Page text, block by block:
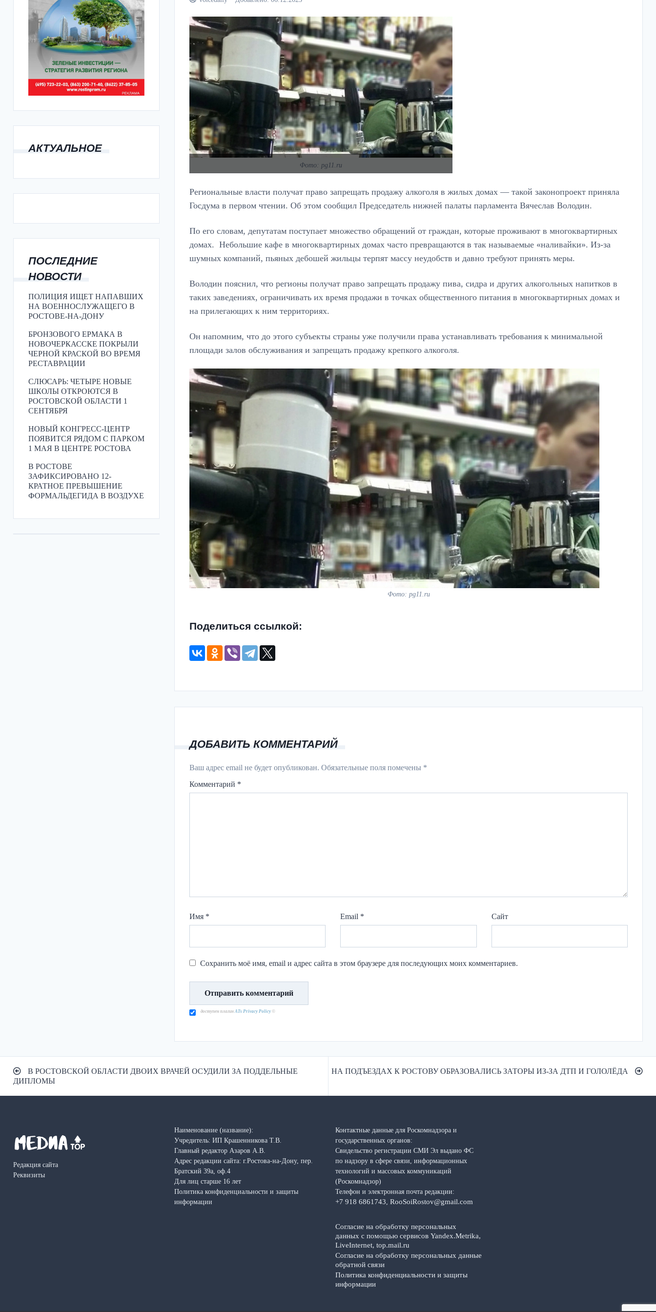
АКТУАЛЬНОЕ
ПОСЛЕДНИЕ
НОВОСТИ
ПОЛИЦИЯ ИЩЕТ НАПАВШИХ
НА ВОЕННОСЛУЖАЩЕГО В
РОСТОВЕ-НА-ДОНУ
БРОНЗОВОГО ЕРМАКА В
НОВОЧЕРКАССКЕ ПОКРЫЛИ
ЧЕРНОЙ КРАСКОЙ ВО ВРЕМЯ
РЕСТАВРАЦИИ
СЛЮСАРЬ: ЧЕТЫРЕ НОВЫЕ
ШКОЛЫ ОТКРОЮТСЯ В
РОСТОВСКОЙ ОБЛАСТИ 1
СЕНТЯБРЯ
НОВЫЙ КОНГРЕСС-ЦЕНТР
ПОЯВИТСЯ РЯДОМ С ПАРКОМ
1 МАЯ В ЦЕНТРЕ РОСТОВА
В РОСТОВЕ
ЗАФИКСИРОВАНО 12-
КРАТНОЕ ПРЕВЫШЕНИЕ
ФОРМАЛЬДЕГИДА В ВОЗДУХЕ
Фото: pg11.ru
Региональные власти получат право запрещать продажу алкоголя в жилых домах — такой законопроект приняла
Госдума в первом чтении. Об этом сообщил Председатель нижней палаты парламента Вячеслав Володин.
По его словам, депутатам поступает множество обращений от граждан, которые проживают в многоквартирных
домах. Небольшие кафе в многоквартирных домах часто превращаются в так называемые «наливайки». Из-за
шумных компаний, пьяных дебошей жильцы терпят массу неудобств и давно требуют принять меры.
Володин пояснил, что регионы получат право запрещать продажу пива, сидра и других алкогольных напитков в
таких заведениях, ограничивать их время продажи в точках общественного питания в многоквартирных домах и
на прилегающих к ним территориях.
Он напомним, что до этого субъекты страны уже получили права устанавливать требования к минимальной
площади залов обслуживания и запрещать продажу крепкого алкоголя.
Фото: pg11.ru
Поделиться ссылкой:
ДОБАВИТЬ КОММЕНТАРИЙ
Ваш адрес email не будет опубликован. Обязательные поля помечены *
Комментарий *
Имя * Email * Сайт
Сохранить моё имя, email и адрес сайта в этом браузере для последующих моих комментариев.
доступен плагин ATs Privacy Policy ©
Навигация
по
записям
В РОСТОВСКОЙ ОБЛАСТИ ДВОИХ ВРАЧЕЙ ОСУДИЛИ ЗА ПОДДЕЛЬНЫЕ
ДИПЛОМЫ
НА ПОДЪЕЗДАХ К РОСТОВУ ОБРАЗОВАЛИСЬ ЗАТОРЫ ИЗ-ЗА ДТП И ГОЛОЛЁДА
Редакция сайта
Реквизиты
Наименование (название):
Учредитель: ИП Крашенникова Т.В.
Главный редактор Азаров А.В.
Адрес редакции сайта: г.Ростова-на-Дону, пер.
Братский 39а, оф.4
Для лиц старше 16 лет
Политика конфиденциальности и защиты
информации
Контактные данные для Роскомнадзора и
государственных органов:
Свидельство регистрации СМИ Эл выдано ФС
по надзору в сфере связи, информационных
технологий и массовых коммуникаций
(Роскомнадзор)
Телефон и электронная почта редакции:
+7 918 6861743 RooSoiRostov@gmail.com
Согласие на обработку персональных
данных с помощью сервисов Yandex.Metrika,
LiveInternet, top.mail.ru
Согласие на обработку персональных данные
обратной связи
Политика конфиденциальности и защиты
информации